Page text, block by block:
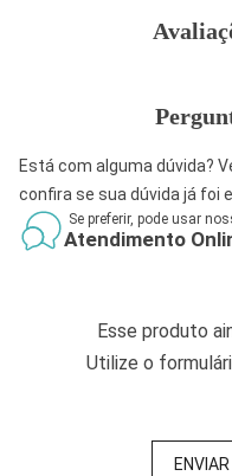
Está com alguma dúvida?
confira se sua dúvida já foi
Se preferir, pode usar
Atendimento
Esse produto
Utilize o